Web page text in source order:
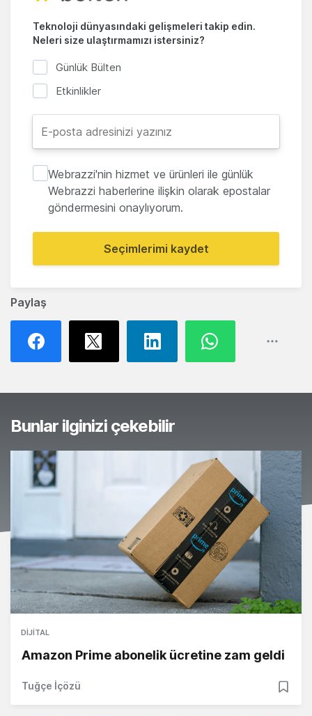
Paylaş
Teknoloji dünyasındaki gelişmeleri takip edin.
Neleri size ulaştırmamızı istersiniz?
Günlük Bülten
Etkinlikler
Webrazzi'nin hizmet ve ürünleri ile günlük
Webrazzi haberlerine ilişkin olarak epostalar
göndermesini onaylıyorum.
Seçimlerimi kaydet
Bunlar ilginizi çekebilir
DIJITAL
Amazon Prime abonelik ücretine zam geldi
Tuğçe İçözü